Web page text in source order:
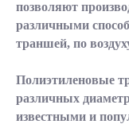
позволяют
различными
траншей, по
Полиэтиленовые
различных
известными и